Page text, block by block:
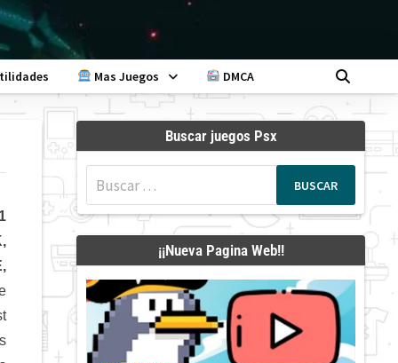
Mas Juegos DMCA
Buscar juegos Psx
¡¡Nueva Pagina Web!!